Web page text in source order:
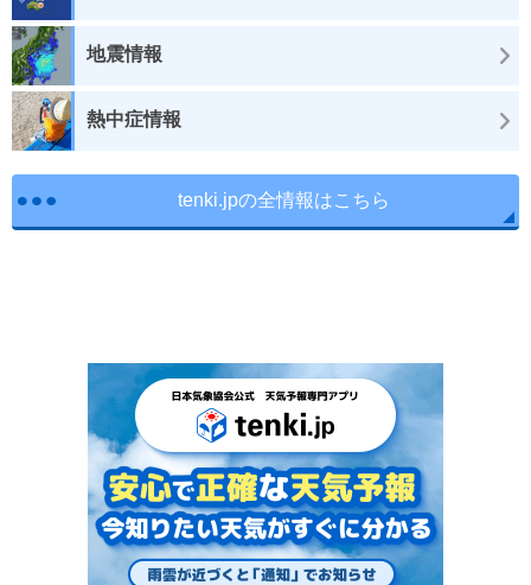
地震情報
熱中症情報
tenki.jpの全情報はこちら